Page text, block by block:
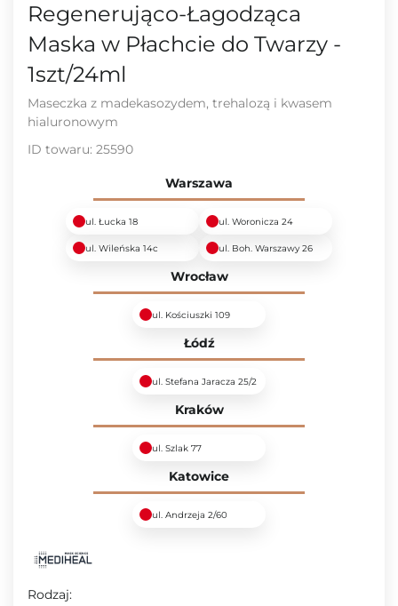
Regenerująco-Łagodząca
Maska w Płachcie do Twarzy -
1szt/24ml
Maseczka z madekasozydem, trehalozą i kwasem
hialuronowym
ID towaru: 25590
Warszawa
ul. Łucka 18 ul. Woronicza 24
ul. Wileńska 14c ul. Boh. Warszawy 26
Wrocław
ul. Kościuszki 109
Łódź
ul. Stefana Jaracza 25/2
Kraków
ul. Szlak 77
Katowice
ul. Andrzeja 2/60
Rodzaj: